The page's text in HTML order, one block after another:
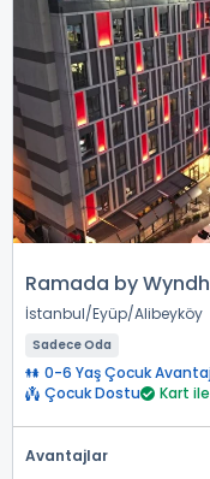
Ramada by
İstanbul Eyüp Alibeyköy
Sadece Oda
0-6 Yaş Çocuk
Çocuk Dostu
Kart
Avantajlar